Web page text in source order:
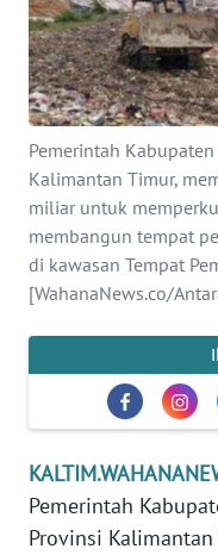
Pemerintah Kabupaten
Kalimantan Timur,
miliar untuk
membangun tempat
di kawasan Tempat
[WahanaNews.co/
Pemerintah
Provinsi
KONTAK
KAMI
INFO
IKLAN
TENTANG
KAMI
PEDOMAN
KARIR
DISCLAIMER